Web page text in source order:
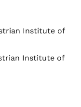
Institute of
Institute of